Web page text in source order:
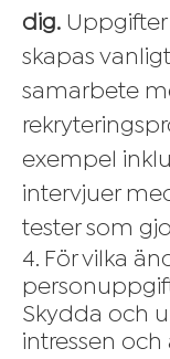
dig. Uppgifter
skapas
samarbete
exempel
intervjuer
tester som
4. För vilka
Skydda och
intressen och